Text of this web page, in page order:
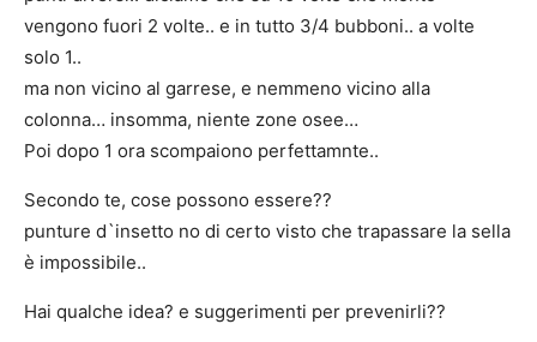
vengono fuori 2 volte.. e in tutto 3/4 bubboni.. a volte
solo 1..
ma non vicino al garrese, e nemmeno vicino alla
colonna… insomma, niente zone osee…
Poi dopo 1 ora scompaiono perfettamnte..
Secondo te, cose possono essere??
punture d`insetto no di certo visto che trapassare la sella
è impossibile..
Hai qualche idea? e suggerimenti per prevenirli??